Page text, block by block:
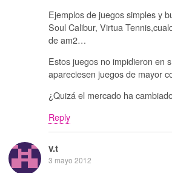
Ejemplos de juegos simples y
Soul Calibur, Virtua
de am2…
Estos juegos no impidieron en
apareciesen juegos de mayor
¿Quizá el mercado ha
Reply
v.t
3 mayo 2012